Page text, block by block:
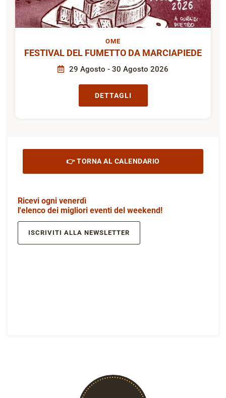
OME
FESTIVAL DEL FUMETTO DA MARCIAPIEDE
29 Agosto - 30 Agosto 2026
DETTAGLI
👉 TORNA AL CALENDARIO
Ricevi ogni venerdì
l'elenco dei migliori eventi del weekend!
ISCRIVITI ALLA NEWSLETTER